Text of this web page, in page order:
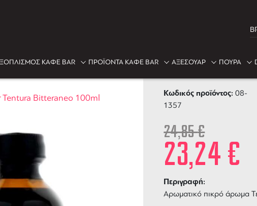
ΚΑΦΕ BAR ΠΡΟΪΟΝΤΑ ΚΑΦΕ BAR ΑΞΕΣΟΥΑΡ ΠΟΥΡΑ
Tentura Bitteraneo 100ml
Bitter
Κωδικός προϊόντος:08-
1357
24,85€
23,24€
Περιγραφή:
Αρωματικό πικρό άρωμα